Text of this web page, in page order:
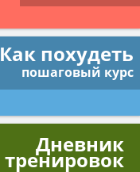
Как похудеть
пошаговый курс
Дневник
тренировок